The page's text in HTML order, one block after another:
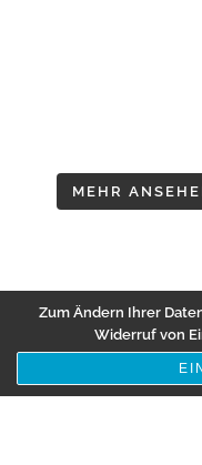
MEHR
Zum Ändern Ihrer
Widerruf von